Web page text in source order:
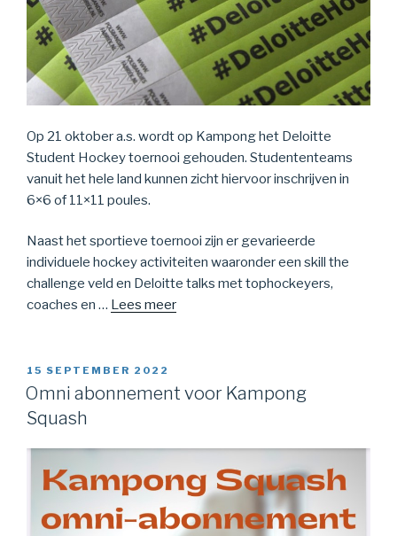
Op 21 oktober a.s. wordt op Kampong het Deloitte
Student Hockey toernooi gehouden. Studententeams
vanuit het hele land kunnen zicht hiervoor inschrijven in
6×6 of 11×11 poules.
Naast het sportieve toernooi zijn er gevarieerde
individuele hockey activiteiten waaronder een skill the
challenge veld en Deloitte talks met tophockeyers,
coaches en … Lees meer
15 SEPTEMBER 2022
Omni abonnement voor Kampong
Squash